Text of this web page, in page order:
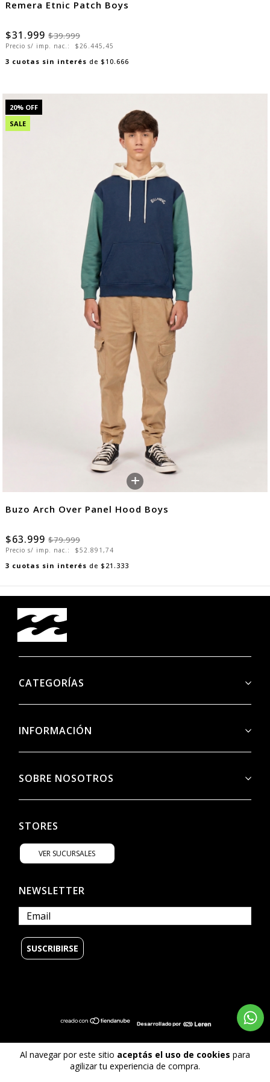
Al navegar por este sitio aceptás el uso de cookies para
agilizar tu experiencia de compra.
Remera Etnic Patch Boys
$31.999 $39.999
Precio s/ imp. nac.: $26.445,45
3 cuotas sin interés de $10.666
20% OFF
SALE
+
Buzo Arch Over Panel Hood Boys
$63.999 $79.999
Precio s/ imp. nac.: $52.891,74
3 cuotas sin interés de $21.333
CATEGORÍAS
INFORMACIÓN
SOBRE NOSOTROS
STORES
VER SUCURSALES
NEWSLETTER
© Copyright Billabong Argentina - 2026
Todos los derechos reservados.